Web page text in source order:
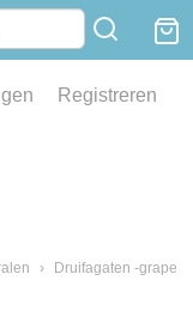
Registreren
›
Druifagaten -grape